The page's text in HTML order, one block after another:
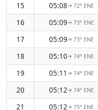
15
05:08↑72° ENE
16
05:09↑73° ENE
17
05:09↑73° ENE
18
05:10↑ 74° ENE
19
05:11 ↑ 74° ENE
20
05:12↑ 74° ENE
21
05:12↑ 75° ENE